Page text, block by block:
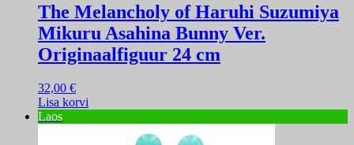
The Melancholy of Haruhi Suzumiya
Mikuru Asahina Bunny Ver.
Originaalfiguur 24 cm
32,00 €
Lisa korvi
Laos